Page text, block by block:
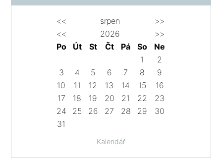
Kalendář
<< srpen
>>
<<
2026
>>
Po
Út St Čt Pá So
Ne
1
2
3
4 5 6 7 8
9
10
11 12 13 14 15
16
17
18 19 20 21 22
23
24
25 26 27 28 29
30
31